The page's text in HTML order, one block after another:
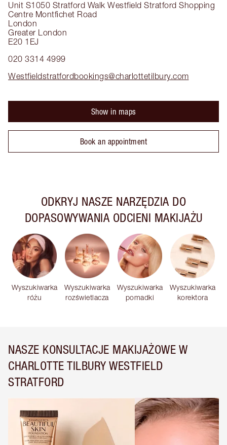
Unit S1050 Stratford Walk Westfield Stratford Shopping
Centre Montfichet Road
London
Greater London
E20 1EJ
020 3314 4999
Westfieldstratfordbookings@charlottetilbury.com
Show in maps
Book an appointment
ODKRYJ NASZE NARZĘDZIA DO
DOPASOWYWANIA ODCIENI MAKIJAŻU
Wyszukiwarka
różu
Wyszukiwarka
rozświetlacza
Wyszukiwarka
pomadki
Wyszukiwarka
korektora
NASZE KONSULTACJE MAKIJAŻOWE W
CHARLOTTE TILBURY WESTFIELD
STRATFORD